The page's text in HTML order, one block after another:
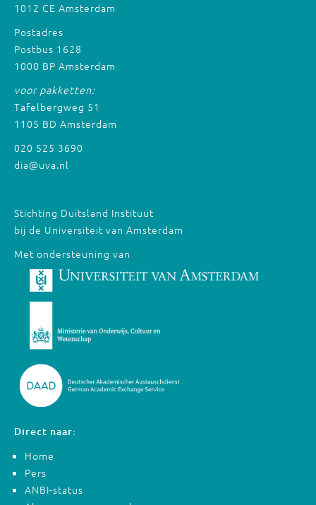
1012 CE Amsterdam
Postadres
Postbus 1628
1000 BP Amsterdam
voor pakketten:
Tafelbergweg 51
1105 BD Amsterdam
020 525 3690
dia@uva.nl
Stichting Duitsland Instituut
bij de Universiteit van Amsterdam
Met ondersteuning van
Direct naar:
Home
Pers
ANBI-status